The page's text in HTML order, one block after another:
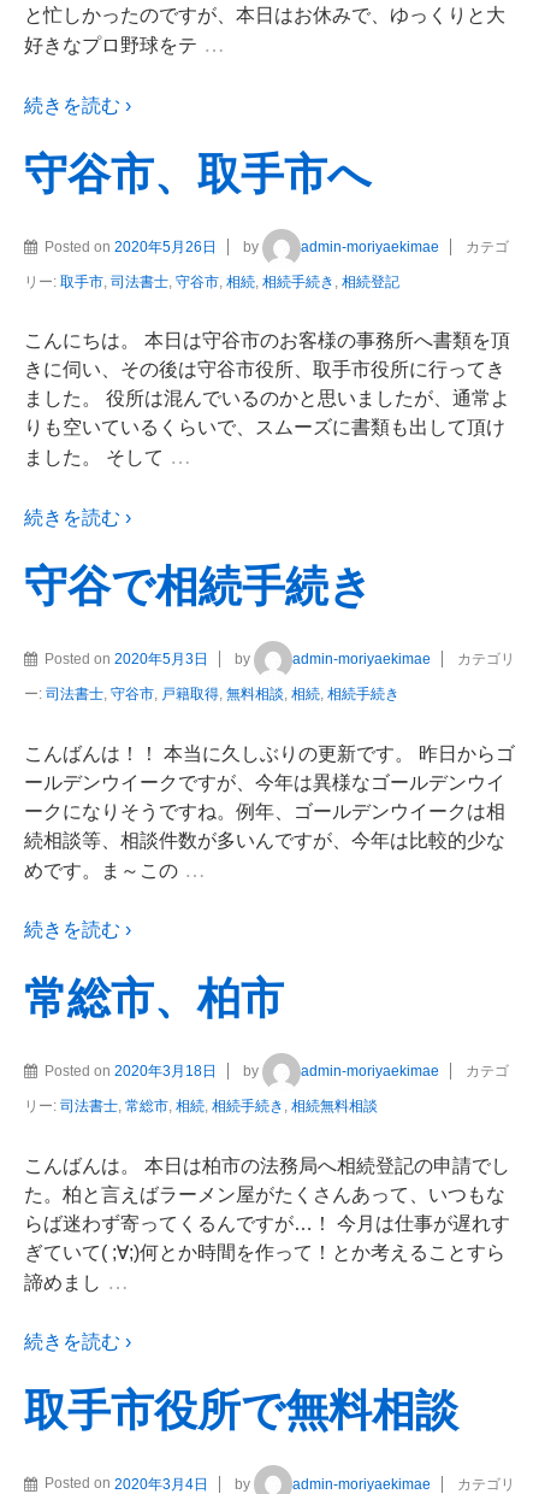
と忙しかったのですが、本日はお休みで、ゆっくりと大
好きなプロ野球をテ …
続きを読む ›
守谷市、取手市へ
Posted on 2020年5月26日 by admin-moriyaekimae カテゴ
リー: 取手市, 司法書士, 守谷市, 相続, 相続手続き , 相続登記
こんにちは。 本日は守谷市のお客様の事務所へ書類を頂
きに伺い、その後は守谷市役所、取手市役所に行ってき
ました。 役所は混んでいるのかと思いましたが、通常よ
りも空いているくらいで、スムーズに書類も出して頂け
ました。 そして …
続きを読む ›
守谷で相続手続き
Posted on 2020年5月3日 by admin-moriyaekimae カテゴリ
ー: 司法書士, 守谷市, 戸籍取得, 無料相談, 相続, 相続手続き
こんばんは！！ 本当に久しぶりの更新です。 昨日からゴ
ールデンウイークですが、今年は異様なゴールデンウイ
ークになりそうですね。例年、ゴールデンウイークは相
続相談等、相談件数が多いんですが、今年は比較的少な
めです。ま～この …
続きを読む ›
常総市、柏市
Posted on 2020年3月18日 by admin-moriyaekimae カテゴ
リー: 司法書士, 常総市, 相続, 相続手続き , 相続無料相談
こんばんは。 本日は柏市の法務局へ相続登記の申請でし
た。柏と言えばラーメン屋がたくさんあって、いつもな
らば迷わず寄ってくるんですが…！ 今月は仕事が遅れす
ぎていて( ;∀;)何とか時間を作って！とか考えることすら
諦めまし …
続きを読む ›
取手市役所で無料相談
Posted on 2020年3月4日 by admin-moriyaekimae カテゴリ